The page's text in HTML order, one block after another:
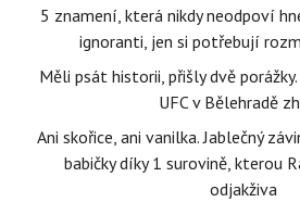
5 znamení, která nikdy neodpoví
ignoranti, jen si potřebují
Měli psát historii, přišly dvě
UFC v Bělehradě
Ani skořice, ani vanilka. Jablečný
babičky díky 1 surovině, kterou
odjakživa